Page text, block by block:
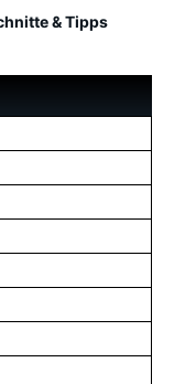
& Tipps